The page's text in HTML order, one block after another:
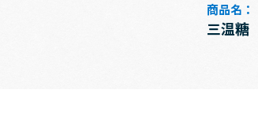
商品名：
三温糖